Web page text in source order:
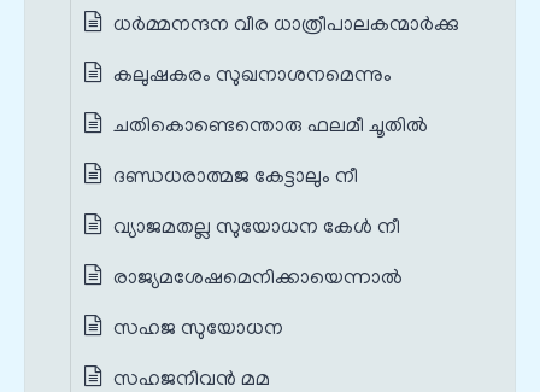
ധര്‍മ്മനന്ദന വീര ധാത്രീപാലകന്മാര്‍ക്കു
കലുഷകരം സുഖനാശനമെന്നും
ചതികൊണ്ടെന്തൊരു ഫലമീ ചൂതില്‍
ദണ്ഡധരാത്മജ കേട്ടാലും നീ
വ്യാജമതല്ല സുയോധന കേള്‍ നീ
രാജ്യമശേഷമെനിക്കായെന്നാല്‍
സഹജ സുയോധന
സഹജനിവന്‍ മമ